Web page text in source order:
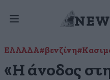
ΕΛΛΑΔΑ#βενζίνη
«Η άνοδος